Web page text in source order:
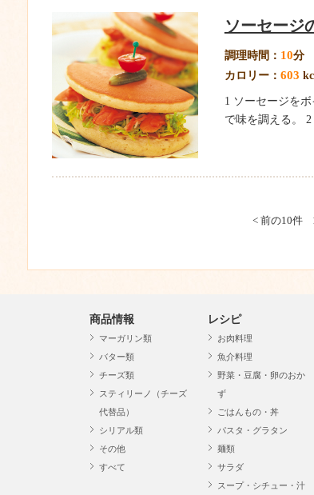
ソーセージ
調理時間： 10分
カロリー： 603
1 ソーセージを
で味を調える。
< 前の10件
商品情報
マーガリン類
バター類
チーズ類
スティリーノ（チーズ
代替品）
シリアル類
その他
すべて
レシピ
お肉料理
魚介料理
野菜・豆腐・卵のおか
ず
ごはんもの・丼
パスタ・グラタン
麺類
サラダ
スープ・シチュー・汁